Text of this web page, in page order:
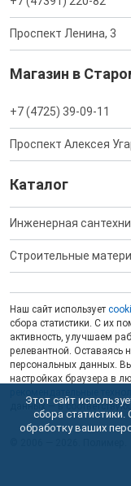
Проспект Ленина, 3
Магазин в
+7 (4725) 39-09-11
Проспект Алексея
Каталог
Инженерная
Строительные
Наш сайт использует
сбора статистики. С их
активность, улучшаем
релевантной. Оставаясь
персональных данных.
настройках браузера в
данных — в
Этот сайт
сбора статистики.
обработку ваших